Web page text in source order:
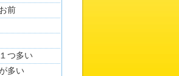
前
つ多い
多い